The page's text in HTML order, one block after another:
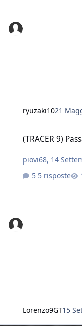
ryuzaki1021
(TRACER 9)
piovi68, 14
5 risposte
Lorenzo9GT15